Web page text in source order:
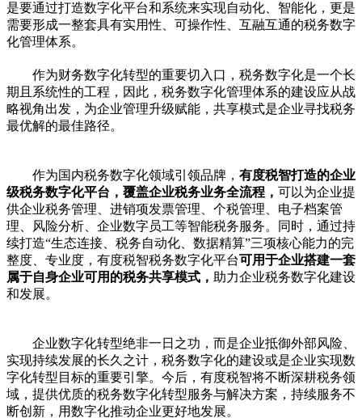
是要通过打造数字化平台和系统来实现自动化、智能化，更是
需要形成一整套具有实用性、可操作性、互融互通的税务数字
化管理体系。
作为财务数字化转型的重要切入口，税务数字化是一个长
期且系统性的工程，因此，税务数字化管理体系的建设应从战
略视角出发，为企业管理升级赋能，共享模式是企业寻找税务
最优解的最佳路径。
作为国内税务数字化领域引领品牌， 有度税智打造的企业
级税务数字化平台，覆盖企业税务业务全流程， 可以为企业提
供企业税务管理、进销项发票管理、个税管理、电子档案管
理、风险分析、企业数字员工等智能税务服务。同时，通过持
续打造“生态连接、税务自动化、数据精算”三项核心能力的完
整度、专业度，有度税智税务数字化平台可用于企业搭建一套
属于自身企业可用的税务共享模式， 助力企业税务数字化建设
和发展。
企业数字化转型绝非一日之功，而是企业抵御外部风险、
实现持续发展的长久之计，税务数字化的建设或是企业实现数
字化转型目标的重要引擎。今后，有度税智将不断深耕税务领
域，提供优质的税务数字化转型服务与解决方案，持续服务不
断创新，用数字化推动企业更好地发展。